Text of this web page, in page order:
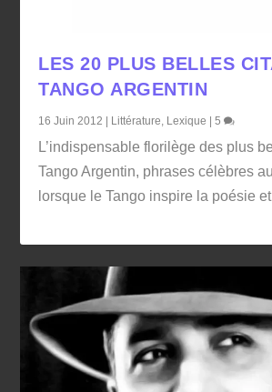
LES 20 PLUS BELLES
TANGO ARGENTIN
16 Juin 2012 Littérature, Lexique |5
L’indispensable florilège des plus
Tango Argentin, phrases célèbres
lorsque le Tango inspire la poésie